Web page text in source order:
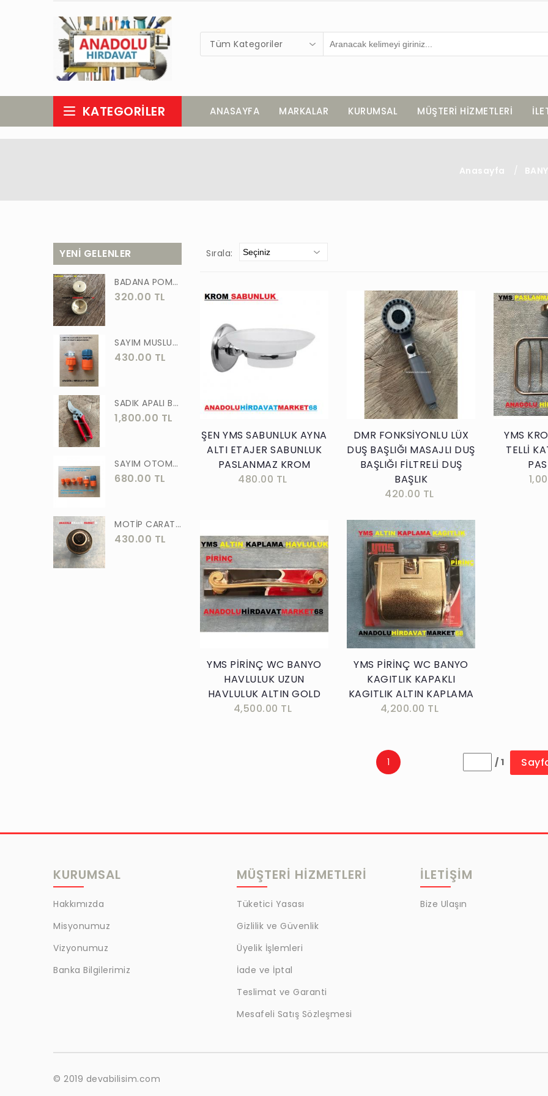
Tüm Kategoriler
KATEGORILER ANASAYFA MARKALAR KURUMSAL MÜŞTERİ HİZMETLERİ
Anasayfa /
YENİ GELENLER
BADANA POMPA UCU PİRİNÇ BADANA POMPASI YAYLI BAŞLIK UÇ 1 ADET
320.00 TL
SAYIM MUSLUK BAĞLANTI ADAPTÖRÜ VE OTOMATİK 2 Lİ SET ADAPTÖR
430.00 TL
SADIK APALI BAĞ BUDAMA MAKASI BİTKİ BUDAMA MAKASI EL YAPIMI
1,800.00 TL
SAYIM OTOMATİK MUSLUK VE BATARYA BAGLANTI ADAPTÖRÜ 6 PARÇA SET
680.00 TL
MOTİP CARAT 400 ML SPREY BOYA SİYAH GRİ ANTRASİT KOYU RENK 7016
430.00 TL
Sırala:
Sepete Ekle
ŞEN YMS SABUNLUK AYNA
ALTI ETAJER SABUNLUK
PASLANMAZ KROM
480.00 TL
Sepete Ekle
DMR FONKSİYONLU LÜX
DUŞ BAŞLIĞI MASAJLI DUŞ
BAŞLIĞI FİLTRELİ DUŞ
BAŞLIK
420.00 TL
YMS
TELLİ
Sepete Ekle
YMS PİRİNÇ WC BANYO
HAVLULUK UZUN
HAVLULUK ALTIN GOLD
4,500.00 TL
Sepete Ekle
YMS PİRİNÇ WC BANYO
KAGITLIK KAPAKLI
KAGITLIK ALTIN KAPLAMA
4,200.00 TL
1 / 1
KURUMSAL
Hakkımızda
Misyonumuz
Vizyonumuz
Banka Bilgilerimiz
MÜŞTERİ HİZMETLERİ
Tüketici Yasası
Gizlilik ve Güvenlik
Üyelik İşlemleri
İade ve İptal
Teslimat ve Garanti
Mesafeli Satış Sözleşmesi
İLETİŞİM
Bize Ulaşın
© 2019 devabilisim.com